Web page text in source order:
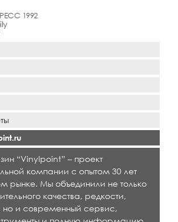
1992
“Vinylpoint” – проект
компании с опытом 30 лет
рынке. Мы объединили не только
качества, редкости,
но и современный сервис,